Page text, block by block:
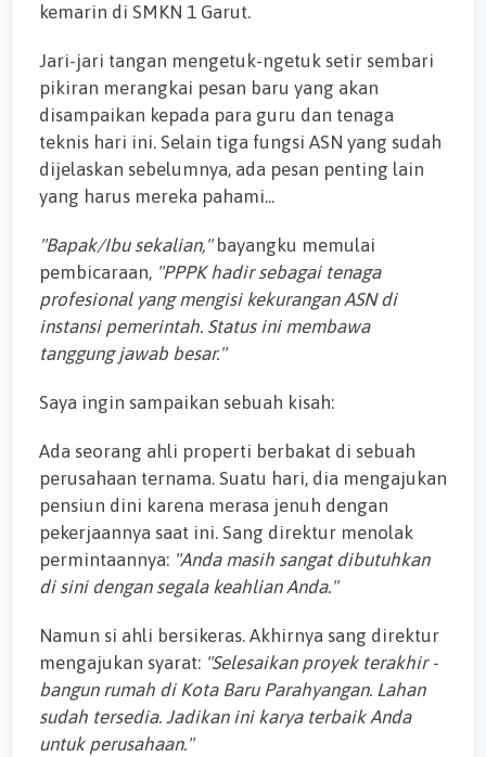
kemarin di SMKN 1 Garut.
Jari-jari tangan mengetuk-ngetuk setir sembari
pikiran merangkai pesan baru yang akan
disampaikan kepada para guru dan tenaga
teknis hari ini. Selain tiga fungsi ASN yang sudah
dijelaskan sebelumnya, ada pesan penting lain
yang harus mereka pahami...
"Bapak/Ibu sekalian," bayangku memulai
pembicaraan, "PPPK hadir sebagai tenaga
profesional yang mengisi kekurangan ASN di
instansi pemerintah. Status ini membawa
tanggung jawab besar."
Saya ingin sampaikan sebuah kisah:
Ada seorang ahli properti berbakat di sebuah
perusahaan ternama. Suatu hari, dia mengajukan
pensiun dini karena merasa jenuh dengan
pekerjaannya saat ini. Sang direktur menolak
permintaannya: "Anda masih sangat dibutuhkan
di sini dengan segala keahlian Anda."
Namun si ahli bersikeras. Akhirnya sang direktur
mengajukan syarat: "Selesaikan proyek terakhir -
bangun rumah di Kota Baru Parahyangan. Lahan
sudah tersedia. Jadikan ini karya terbaik Anda
untuk perusahaan."